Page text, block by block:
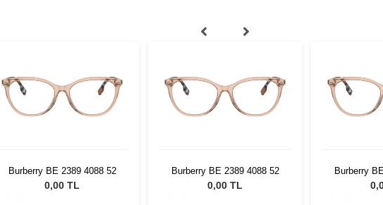
Burberry BE 2389 4088 52
0,00 TL
Burberry BE 2389 4088 52
0,00 TL
Burberry